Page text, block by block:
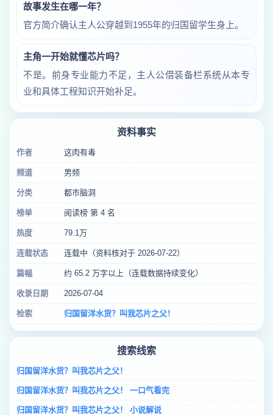
故事发生在哪一年？
官方简介确认主人公穿越到1955年的归国留学生身上。
主角一开始就懂芯片吗？
不是。前身专业能力不足，主人公借装备栏系统从本专
业和具体工程知识开始补足。
资料事实
作者 这肉有毒
频道 男频
分类 都市脑洞
榜单 阅读榜 第 4 名
热度 79.1万
连载状态 连载中（资料核对于 2026-07-22）
篇幅 约 65.2 万字以上（连载数据持续变化）
收录日期 2026-07-04
检索 归国留洋水货？叫我芯片之父！
搜索线索
归国留洋水货？叫我芯片之父！
归国留洋水货？叫我芯片之父！ 一口气看完
归国留洋水货？叫我芯片之父！ 小说解说